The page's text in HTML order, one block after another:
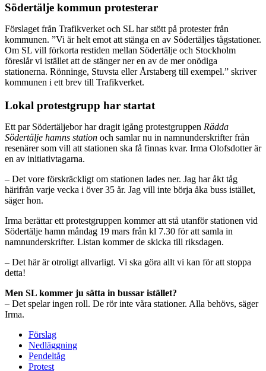
Södertälje kommun protesterar
Förslaget från Trafikverket och SL har stött på protester från
kommunen. ”Vi är helt emot att stänga en av Södertäljes tågstationer.
Om SL vill förkorta restiden mellan Södertälje och Stockholm
föreslår vi istället att de stänger ner en av de mer onödiga
stationerna. Rönninge, Stuvsta eller Årstaberg till exempel.” skriver
kommunen i ett brev till Trafikverket.
Lokal protestgrupp har startat
Ett par Södertäljebor har dragit igång protestgruppen Rädda
Södertälje hamns station och samlar nu in namnunderskrifter från
resenärer som vill att stationen ska få finnas kvar. Irma Olofsdotter är
en av initiativtagarna.
– Det vore förskräckligt om stationen lades ner. Jag har åkt tåg
härifrån varje vecka i över 35 år. Jag vill inte börja åka buss istället,
säger hon.
Irma berättar ett protestgruppen kommer att stå utanför stationen vid
Södertälje hamn måndag 19 mars från kl 7.30 för att samla in
namnunderskrifter. Listan kommer de skicka till riksdagen.
– Det här är otroligt allvarligt. Vi ska göra allt vi kan för att stoppa
detta!
Men SL kommer ju sätta in bussar istället?
– Det spelar ingen roll. De rör inte våra stationer. Alla behövs, säger
Irma.
Förslag
Nedläggning
Pendeltåg
Protest